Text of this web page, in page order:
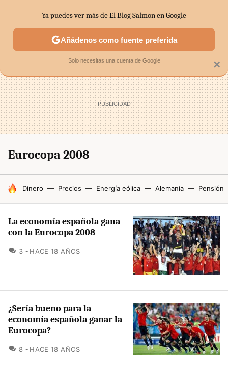
SECTORES ECONOMÍA DOMÉSTICA MERCADOS
Eurocopa 2008
HOY SE HABLA DE
Dinero Precios Energía eólica Alemania Pensión
La economía española gana
con la Eurocopa 2008
3 COMENTARIOS
HACE 18 AÑOS
¿Sería bueno para la
economía española ganar la
Eurocopa?
8 COMENTARIOS
HACE 18 AÑOS
×
Ya puedes ver más de El Blog Salmon en Google
Añádenos como fuente preferida
Solo necesitas una cuenta de Google